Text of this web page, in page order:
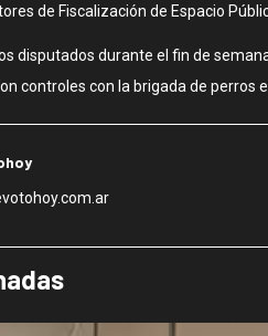
de Fiscalización de Espacio
disputados durante el fin de
controles con la brigada de perros